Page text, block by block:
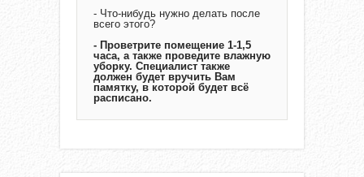
- Что-нибудь нужно делать после
всего этого?
- Проветрите помещение 1-1,5
часа, а также проведите влажную
уборку. Специалист также
должен будет вручить Вам
памятку, в которой будет всё
расписано.